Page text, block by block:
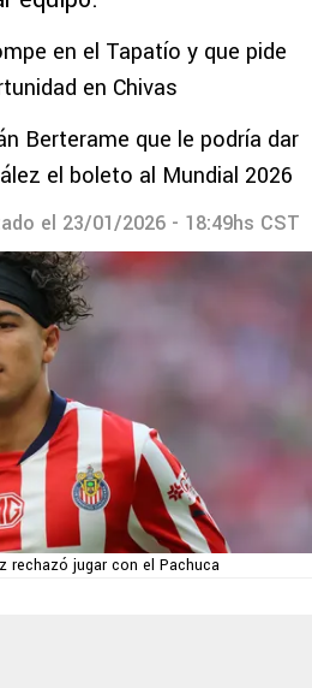
en el Tapatío y que pide
en Chivas
Berterame que le podría dar
el boleto al Mundial 2026
el 23/01/2026 - 18:49hs CST
rechazó jugar con el Pachuca